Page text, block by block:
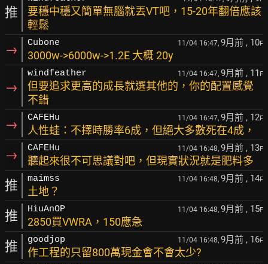
推
要穩中穩又簡單無腦就丟VT吧，15-20年翻倍應該
輕鬆
→ Cubone 11/04 16:47, 9月前 , 10F
3000w->6000w->1.2E 大概 20y
→
windfeather 11/04 16:47, 9月前 , 11 F
但要追求更高的成長就選其他的，你的配置感覺
不錯
→ CAFEHu 11/04 16:47, 9月前 , 12F
人性蛙：不擇時勝率6成，但絕大多數死在4成，
→ CAFEHu 11/04 16:48, 9月前 , 13F
聽起來很不可思議對吧，但現實狀況就是肥料多
推 maimss 11/04 16:48, 9月前 , 14F
土地？
推 HiuAnOP 11/04 16:48, 9月前 , 15F
2850買VWRA，150應急
推 goodjop 11/04 16:48, 9月前 , 16F
作工程的只留800萬現金會不會太少?